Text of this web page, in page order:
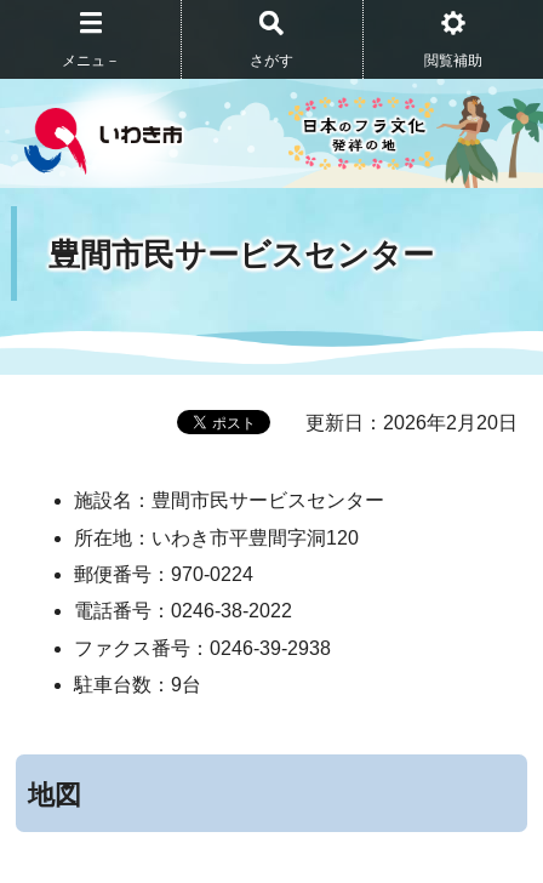
メニュ－ さがす 閲覧補助
豊間市民サービスセンター
更新日：2026年2月20日
施設名：豊間市民サービスセンター
所在地：いわき市平豊間字洞120
郵便番号：970-0224
電話番号：0246-38-2022
ファクス番号：0246-39-2938
駐車台数：9台
地図